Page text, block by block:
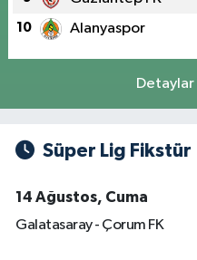
10 Alanyaspor
Detaylar
Süper Lig Fikstür
14 Ağustos, Cuma
Galatasaray - Çorum FK